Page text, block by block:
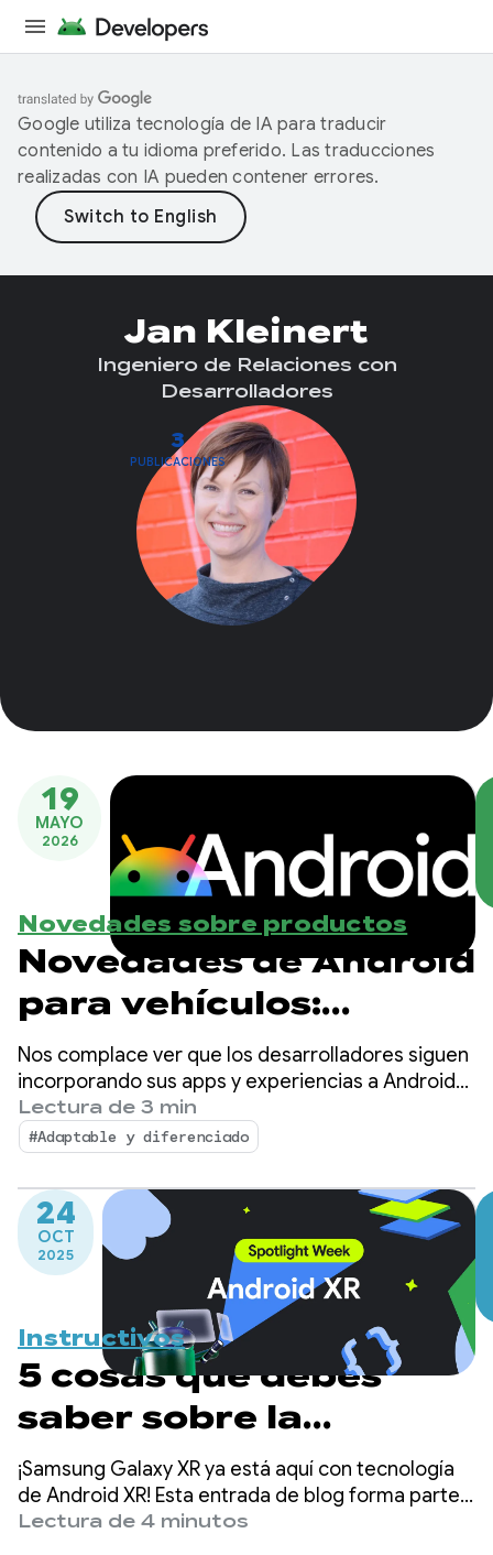
Google utiliza tecnología de IA para traducir
contenido a tu idioma preferido. Las traducciones
realizadas con IA pueden contener errores.
3
PUBLICACIONES
Jan Kleinert
Ingeniero de Relaciones con
Desarrolladores
19
MAYO
2026
Novedades sobre productos
Novedades de Android
para vehículos:
Unificación de
plataformas y
desbloqueo de
Nos complace ver que los desarrolladores siguen
incorporando sus apps y experiencias a Android
para vehículos. Durante el último año, seguimos
observando un fuerte crecimiento y un gran
impulso en el ecosistema de apps en Android
Auto y en los automóviles con Google integrado.
Lectura de 3 min
#Adaptable y diferenciado
24
OCT
2025
Instructivos
5 cosas que debes
saber sobre la
publicación y
distribución de tu app
¡Samsung Galaxy XR ya está aquí con tecnología
de Android XR! Esta entrada de blog forma parte
de nuestra Semana de Destacados de Android XR,
Lectura de 4 minutos